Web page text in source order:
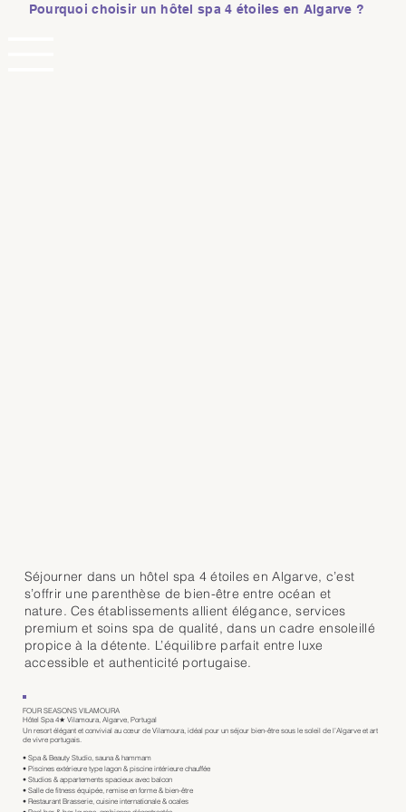
Pourquoi choisir un hôtel spa 4 étoiles en Algarve ?
Séjourner dans un hôtel spa 4 étoiles en Algarve, c’est
s’offrir une parenthèse de bien-être entre océan et
nature. Ces établissements allient élégance, services
premium et soins spa de qualité, dans un cadre ensoleillé
propice à la détente. L’équilibre parfait entre luxe
accessible et authenticité portugaise.
FOUR SEASONS VILAMOURA
Hôtel Spa 4★ Vilamoura, Algarve, Portugal
Un resort élégant et convivial au cœur de Vilamoura, idéal pour un séjour bien-être sous le soleil de l’Algarve et art
de vivre portugais.
• Spa & Beauty Studio, sauna & hammam
• Piscines extérieure type lagon & piscine intérieure chauffée
• Studios & appartements spacieux avec balcon
• Salle de fitness équipée, remise en forme & bien-être
• Restaurant Brasserie, cuisine internationale & ocales